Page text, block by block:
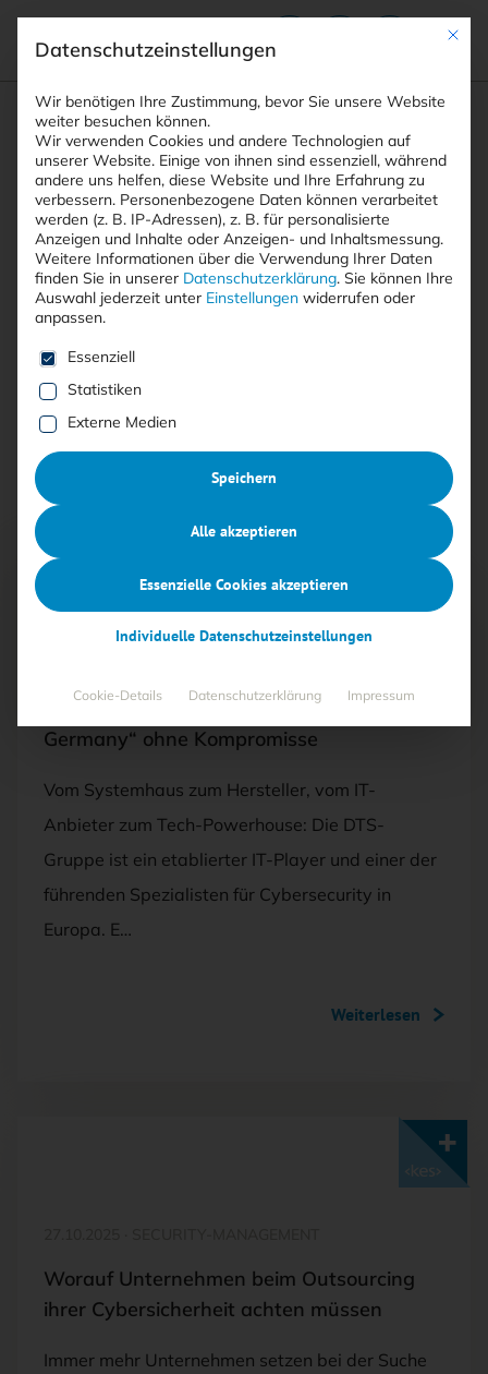
Suchfeld
Suchen
Breadcrumb-Navigation
STARTSEITE MANAGED SECURITY SERVICES
Alle Beiträge mit dem
Schlagwort “Managed Security
Services”
<kes>+
DTS-Gruppe: IT-Sicherheit „Made in
Germany“ ohne Kompromisse
Vom Systemhaus zum Hersteller, vom IT-
Anbieter zum Tech-Powerhouse: Die DTS-
Gruppe ist ein etablierter IT-Player und einer der
führenden Spezialisten für Cybersecurity in
Europa. E…
Weiterlesen
Worauf Unternehmen beim Outsourcing
ihrer Cybersicherheit achten müssen
Immer mehr Unternehmen setzen bei der Suche
Mit
Datenschutzeinstellungen
Wir benötigen Ihre Zustimmung, bevor Sie unsere Website
weiter besuchen können.
Wir verwenden Cookies und andere Technologien auf
unserer Website. Einige von ihnen sind essenziell, während
andere uns helfen, diese Website und Ihre Erfahrung zu
verbessern. Personenbezogene Daten können verarbeitet
werden (z. B. IP-Adressen), z. B. für personalisierte
Anzeigen und Inhalte oder Anzeigen- und Inhaltsmessung.
Weitere Informationen über die Verwendung Ihrer Daten
finden Sie in unserer Datenschutzerklärung. Sie können Ihre
Auswahl jederzeit unter Einstellungen widerrufen oder
anpassen.
Es folgt eine Liste der Service-Gruppen, für die eine
Essenziell
Statistiken
Externe Medien
Speichern
Alle akzeptieren
Essenzielle Cookies akzeptieren
Individuelle Datenschutzeinstellungen
Cookie-Details Datenschutzerklärung Impressum